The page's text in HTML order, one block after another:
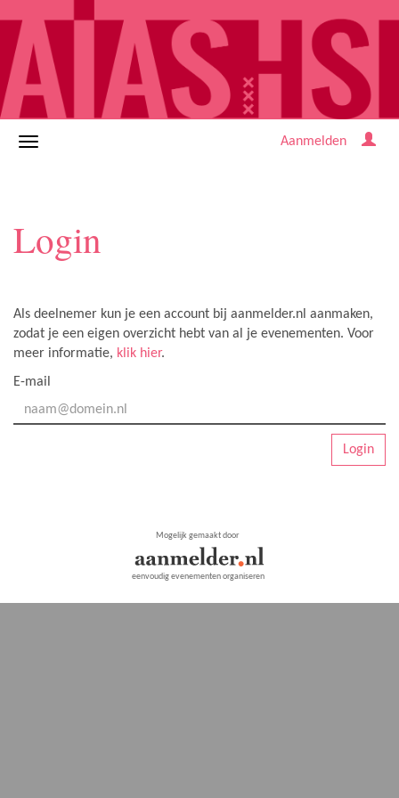
Aanmelden
Login
Als deelnemer kun je een account bij aanmelder.nl aanmaken,
zodat je een eigen overzicht hebt van al je evenementen. Voor
meer informatie, klik hier.
E-mail
Login
Mogelijk gemaakt door
eenvoudig evenementen organiseren